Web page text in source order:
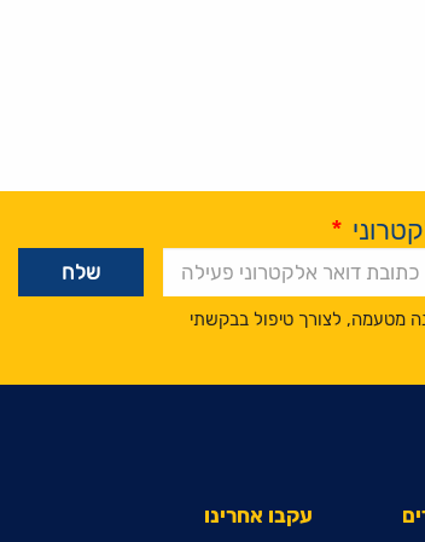
*
מטעמה, לצורך טיפול בבקשתי
עקבו אחרינו